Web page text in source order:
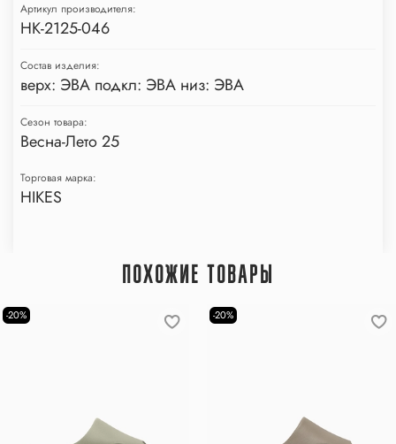
Артикул производителя:
HK-2125-046
Состав изделия:
верх: ЭВА подкл: ЭВА низ: ЭВА
Сезон товара:
Весна-Лето 25
Торговая марка:
HIKES
ПОХОЖИЕ ТОВАРЫ
-20% -20%